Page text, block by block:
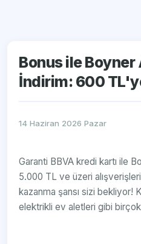
Bonus ile
İndirim: 600
14 Haziran 2026 Pazar
Garanti BBVA kredi kartı ile
5.000 TL ve üzeri
kazanma şansı sizi bekliyor!
elektrikli ev aletleri gibi